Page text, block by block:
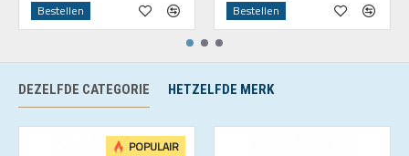
Bestellen Bestellen
DEZELFDE CATEGORIE HETZELFDE MERK
POPULAIR